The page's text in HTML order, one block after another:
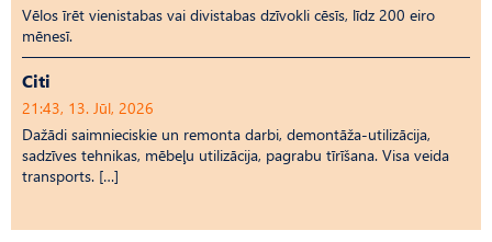
Vēlos īrēt vienistabas vai divistabas dzīvokli cēsīs, līdz 200 eiro
mēnesī.
Citi
21:43, 13. Jūl, 2026
Dažādi saimnieciskie un remonta darbi, demontāža-utilizācija,
sadzīves tehnikas, mēbeļu utilizācija, pagrabu tīrīšana. Visa veida
transports. […]